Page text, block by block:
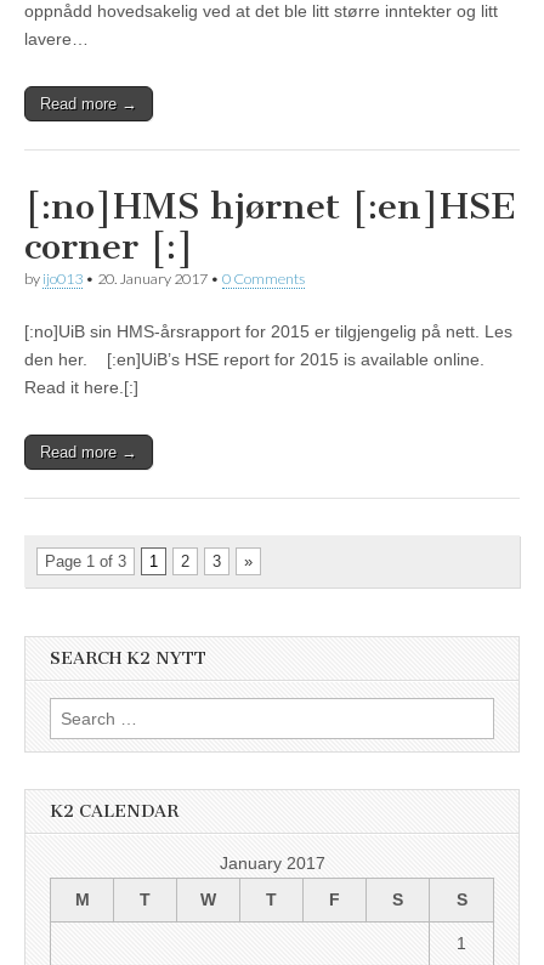
oppnådd hovedsakelig ved at det ble litt større inntekter og litt
lavere…
Read more →
[:no]HMS hjørnet [:en]HSE
corner [:]
by ijo013 • 20. January 2017 • 0 Comments
[:no]UiB sin HMS-årsrapport for 2015 er tilgjengelig på nett. Les
den her. [:en]UiB’s HSE report for 2015 is available online.
Read it here.[:]
Read more →
Page 1 of 3 1 2 3 »
SEARCH K2 NYTT
Search
for:
K2 CALENDAR
January 2017
M
T W T F S S
1